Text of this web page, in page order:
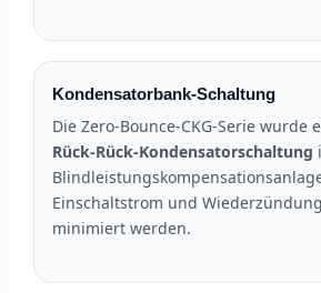
Kondensatorbank-Schaltung
Die Zero-Bounce-CKG-Serie wurde
Rück-Rück-Kondensatorschaltung
Einschaltstrom und
minimiert werden.